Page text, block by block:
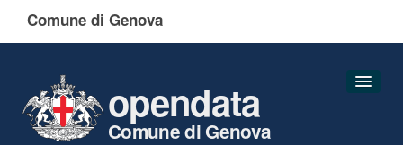
Comune di Genova
opendata
Comune di Genova